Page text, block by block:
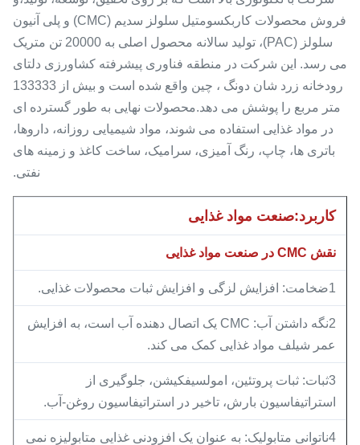
فروش محصولات کاربکسومتیل سلولز سدیم (CMC) و پلی آنیون
سلولز (PAC)، تولید سالانه محصول اصلی به 20000 تن متریک
می رسد. این شرکت در منطقه فناوری پیشرفته کشاورزی دلتای
رودخانه زرد شان دونگ ، چین واقع شده است و بیش از 133333
متر مربع را پوشش می دهد.محصولات نهایی به طور گسترده ای
در مواد غذایی استفاده می شوند، مواد شیمیایی روزانه، داروها،
باتری ها، چاپ، رنگ آمیزی، سرامیک، ساخت کاغذ و زمینه های
نفتی.
کاربرد:صنعت مواد غذایی
نقش CMC در صنعت مواد غذایی
1ضخامت: افزایش لزگی و افزایش ثبات محصولات غذایی.
2نگه داشتن آب: CMC یک اتصال دهنده آب است، به افزایش
عمر شیلف مواد غذایی کمک می کند.
3ثبات: ثبات پروتئین، امولسیفکیشن، جلوگیری از
استراتیفاسیون بارش، تاخیر در استراتیفاسیون روغن-آب.
4ناتوانی متابولیک: به عنوان یک افزودنی غذایی متابولیزه نمی